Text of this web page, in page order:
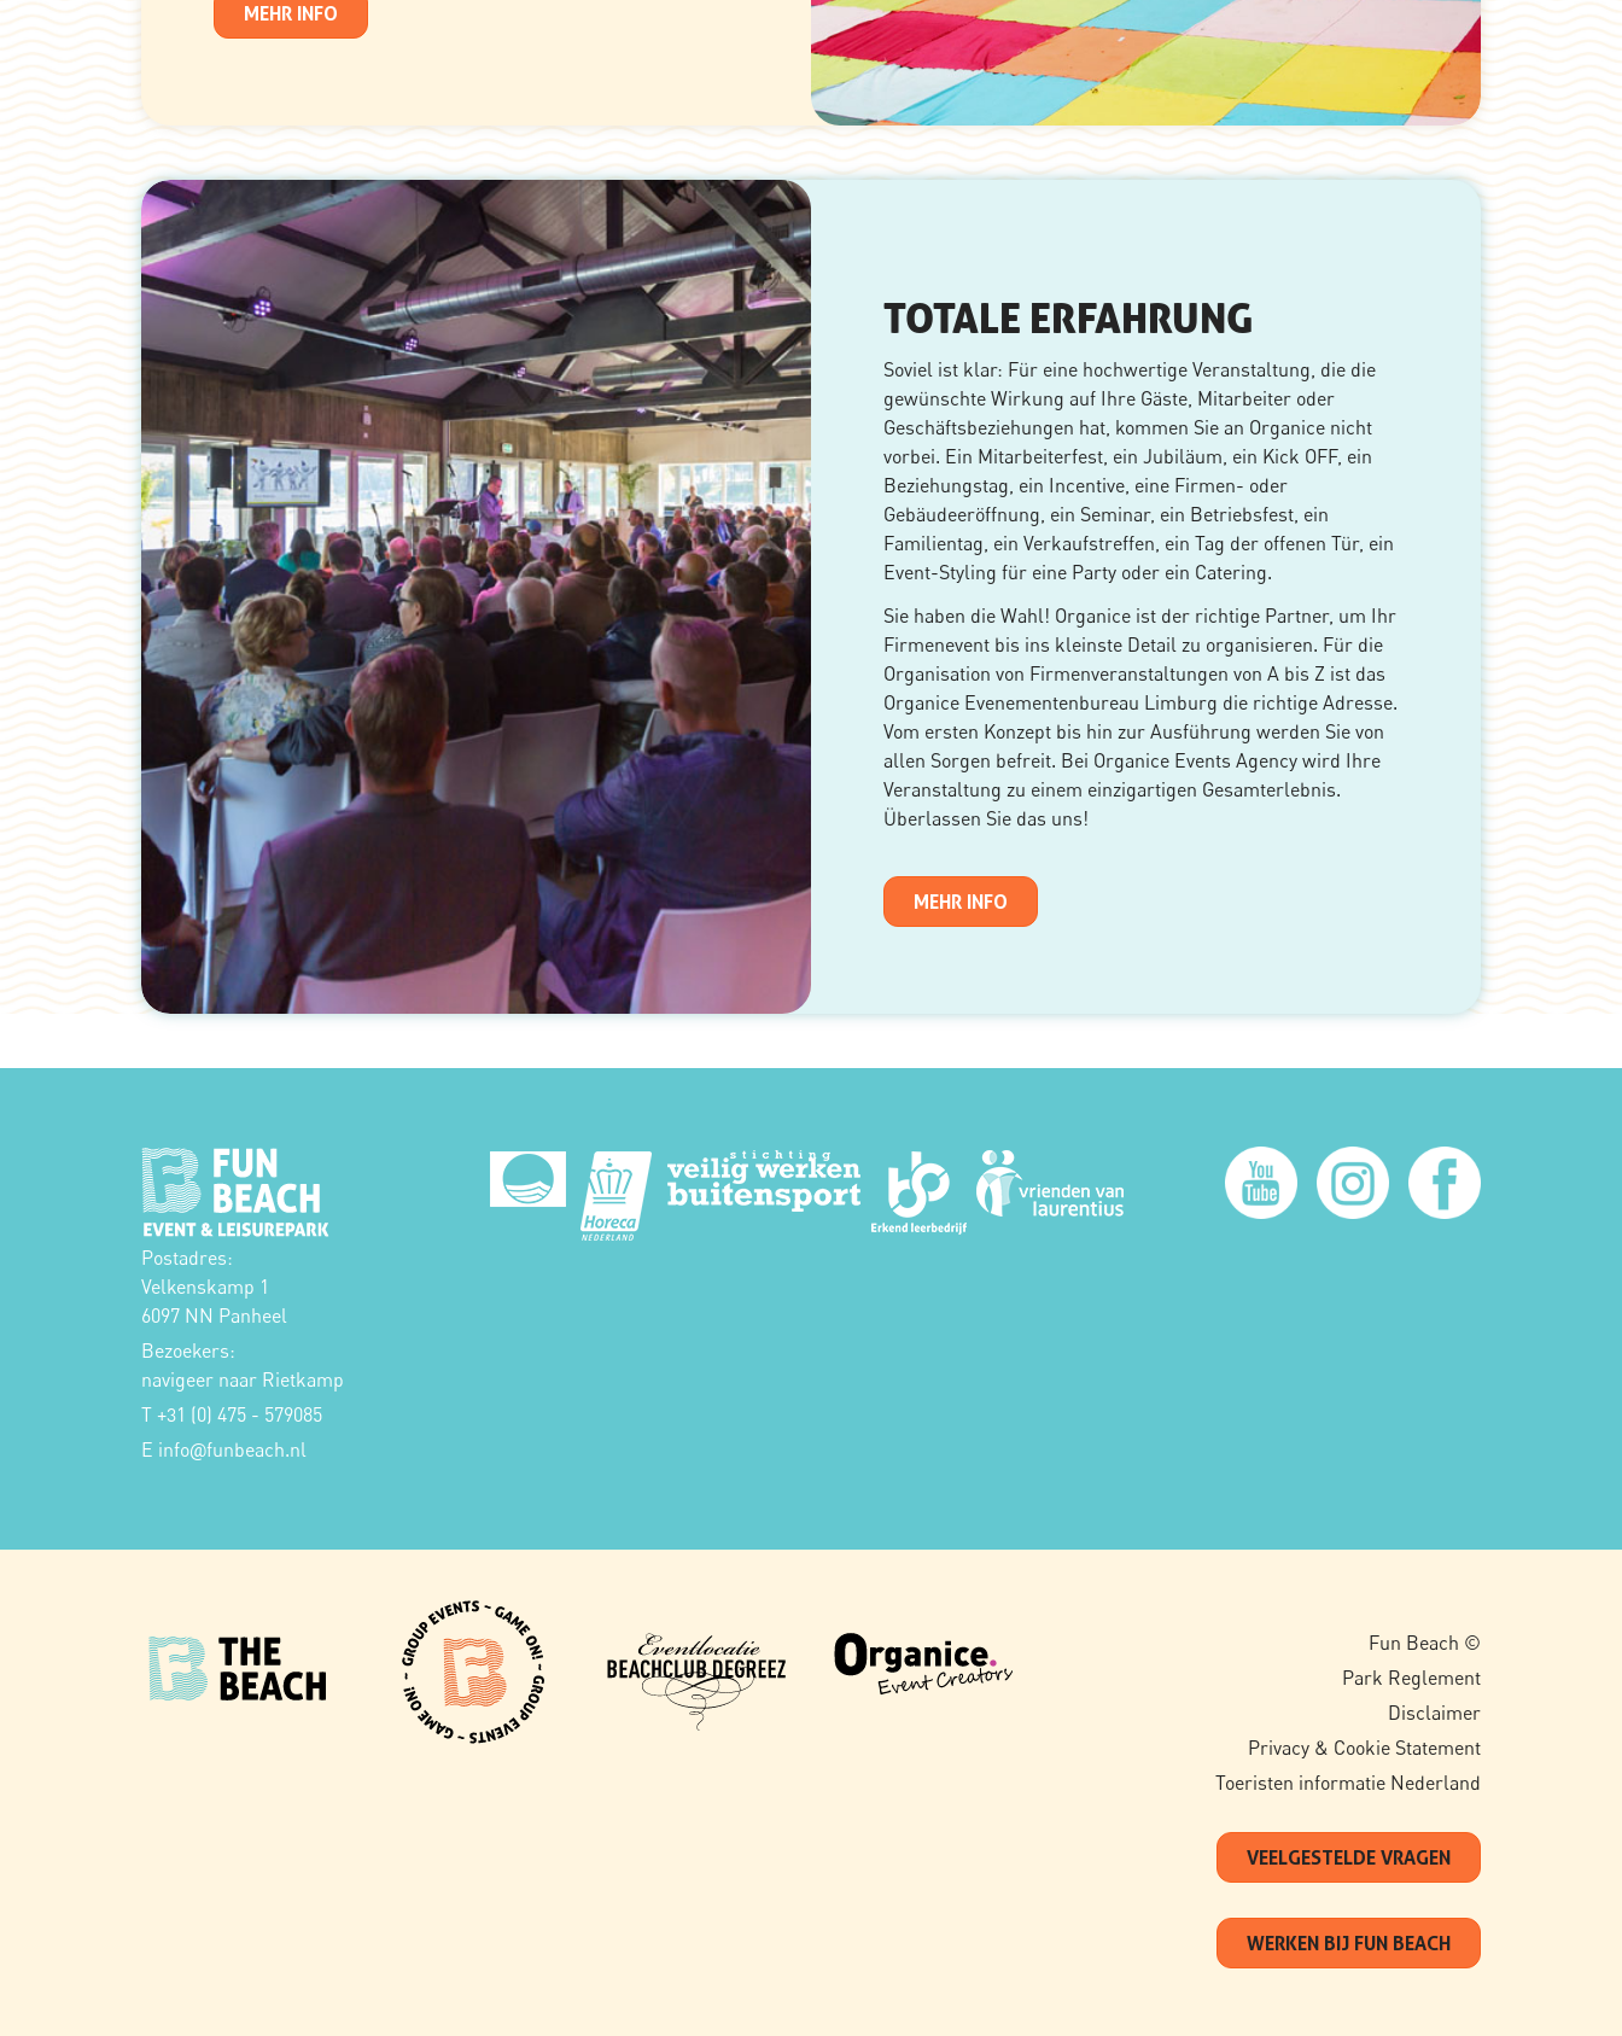
MEHR INFO
TOTALE ERFAHRUNG
Soviel ist klar: Für eine hochwertige Veranstaltung, die die
gewünschte Wirkung auf Ihre Gäste, Mitarbeiter oder
Geschäftsbeziehungen hat, kommen Sie an Organice nicht
vorbei. Ein Mitarbeiterfest, ein Jubiläum, ein Kick OFF, ein
Beziehungstag, ein Incentive, eine Firmen- oder
Gebäudeeröffnung, ein Seminar, ein Betriebsfest, ein
Familientag, ein Verkaufstreffen, ein Tag der offenen Tür, ein
Event-Styling für eine Party oder ein Catering.
Sie haben die Wahl! Organice ist der richtige Partner, um Ihr
Firmenevent bis ins kleinste Detail zu organisieren. Für die
Organisation von Firmenveranstaltungen von A bis Z ist das
Organice Evenementenbureau Limburg die richtige Adresse.
Vom ersten Konzept bis hin zur Ausführung werden Sie von
allen Sorgen befreit. Bei Organice Events Agency wird Ihre
Veranstaltung zu einem einzigartigen Gesamterlebnis.
Überlassen Sie das uns!
MEHR INFO
Postadres:
Velkenskamp 1
6097 NN Panheel
Bezoekers:
navigeer naar Rietkamp
T +31 (0) 475 - 579085
E info@funbeach.nl
Fun Beach ©
Park Reglement
Disclaimer
Privacy & Cookie Statement
Toeristen informatie Nederland
VEELGESTELDE VRAGEN
WERKEN BIJ FUN BEACH